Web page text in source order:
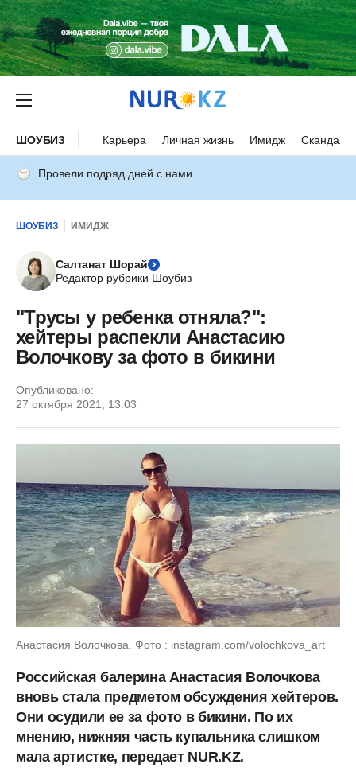
ШОУБИЗ Карьера Личная жизнь Имидж Скандалы
Провели подряд дней с нами
ШОУБИЗ ИМИДЖ
Салтанат Шорай
Редактор рубрики Шоубиз
"Трусы у ребенка отняла?":
хейтеры распекли Анастасию
Волочкову за фото в бикини
Опубликовано:
27 октября 2021, 13:03
Анастасия Волочкова. Фото : instagram.com/volochkova_art
Российская балерина Анастасия Волочкова
вновь стала предметом обсуждения хейтеров.
Они осудили ее за фото в бикини. По их
мнению, нижняя часть купальника слишком
мала артистке, передает NUR.KZ.